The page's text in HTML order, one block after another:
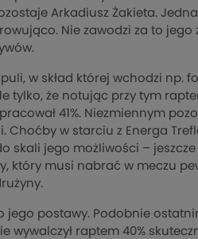
Arkadiusz Żakieta.
Nie zawodzi za to jego
w skład której wchodzi np.
tylko, że notując przy tym
41%. Niezmiennym
w starciu z Energa
skali jego możliwości – jeszcze
który musi nabrać w meczu
jego postawy. Podobnie
wywalczył raptem 40%